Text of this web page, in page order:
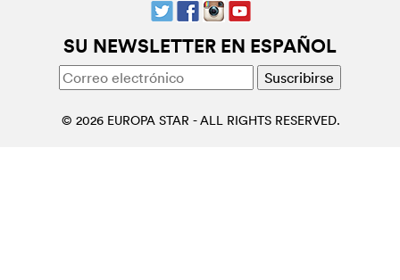
SU NEWSLETTER EN ESPAÑOL
© 2026 EUROPA STAR - ALL RIGHTS RESERVED.